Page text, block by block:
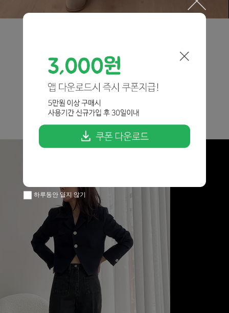
하루동안 열지 않기